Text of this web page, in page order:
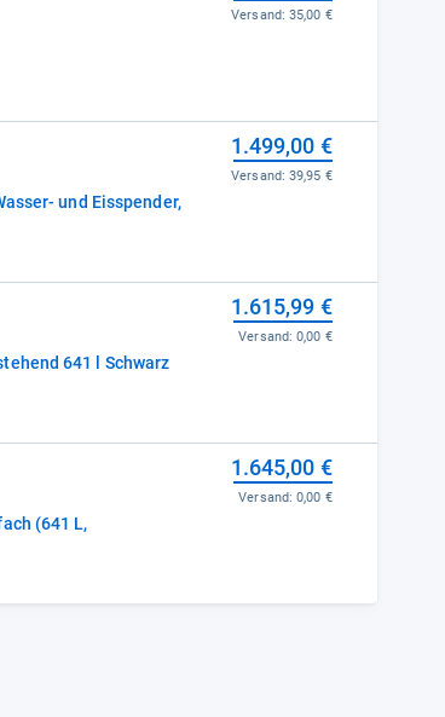
Versand:35,00 €
und Eisspender,
1.499,00 €
Versand:39,95 €
641 l Schwarz
1.615,99 €
Versand:0,00 €
(641 L,
1.645,00 €
Versand:0,00 €